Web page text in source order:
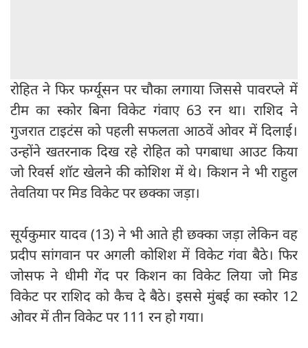
रोहित ने फिर फर्ग्यूसन पर चौका लगाया जिससे पावरप्ले में
टीम का स्कोर बिना विकेट गंवाए 63 रन था। राशिद ने
गुजरात टाइटंस को पहली सफलता आठवें ओवर में दिलाई।
उन्होंने खतरनाक दिख रहे रोहित को पगबाधा आउट किया
जो रिवर्स शॉट खेलने की कोशिश में थे। किशन ने भी राहुल
तेवतिया पर मिड विकेट पर छक्का जड़ा।
सूर्यकुमार यादव (13) ने भी आते ही छक्का जड़ा लेकिन वह
प्रदीप सांगवान पर अगली कोशिश में विकेट गंवा बैठे। फिर
जोसफ ने धीमी गेंद पर किशन का विकेट लिया जो मिड
विकेट पर राशिद को कैच दे बैठे। इससे मुंबई का स्कोर 12
ओवर में तीन विकेट पर 111 रन हो गया।